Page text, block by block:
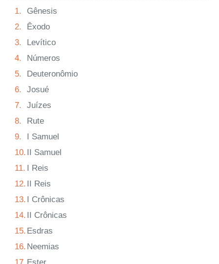
1.
Gênesis
2.
Êxodo
3.
Levítico
4.
Números
5.
Deuteronômio
6.
Josué
7.
Juízes
8.
Rute
9.
I Samuel
10. II Samuel
11. I Reis
12. II Reis
13. I Crônicas
14. II Crônicas
15. Esdras
16. Neemias